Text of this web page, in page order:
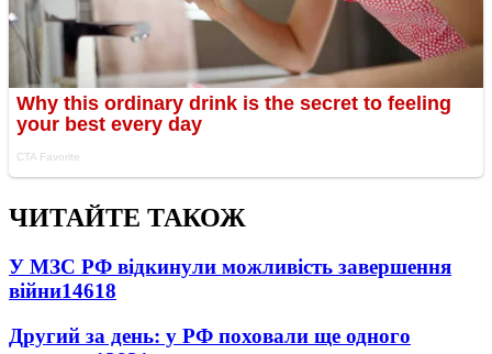
ЧИТАЙТЕ ТАКОЖ
У МЗС РФ відкинули можливість завершення
війни14618
Другий за день: у РФ поховали ще одного